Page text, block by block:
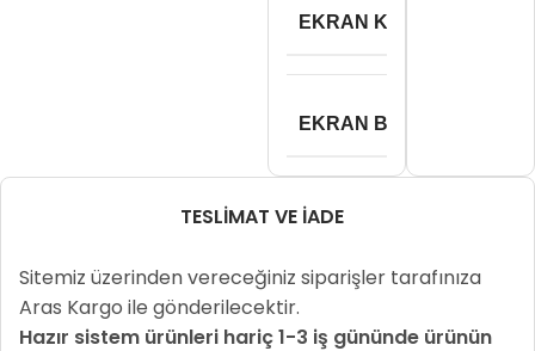
EKRAN KARTI BELLEK
EKRAN BOYUTU
TESLIMAT VE İADE
Sitemiz üzerinden vereceğiniz siparişler tarafınıza
Aras Kargo ile gönderilecektir.
Hazır sistem ürünleri hariç 1-3 iş gününde ürünün